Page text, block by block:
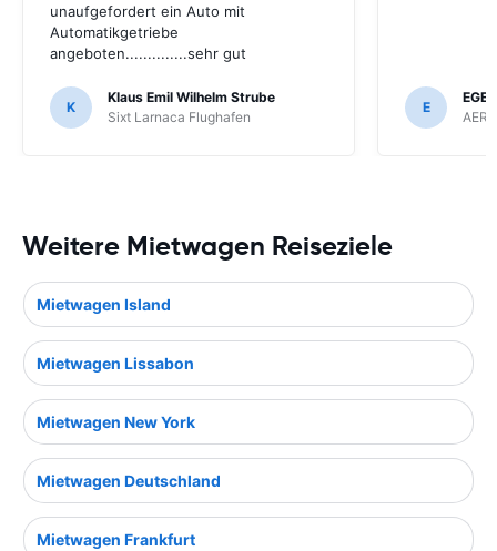
unaufgefordert ein Auto mit
Automatikgetriebe
angeboten..............sehr gut
K
Klaus Emil Wilhelm Strube
Sixt Larnaca Flughafen
E
Weitere Mietwagen Reiseziele
Mietwagen Island
Mietwagen Lissabon
Mietwagen New York
Mietwagen Deutschland
Mietwagen Frankfurt